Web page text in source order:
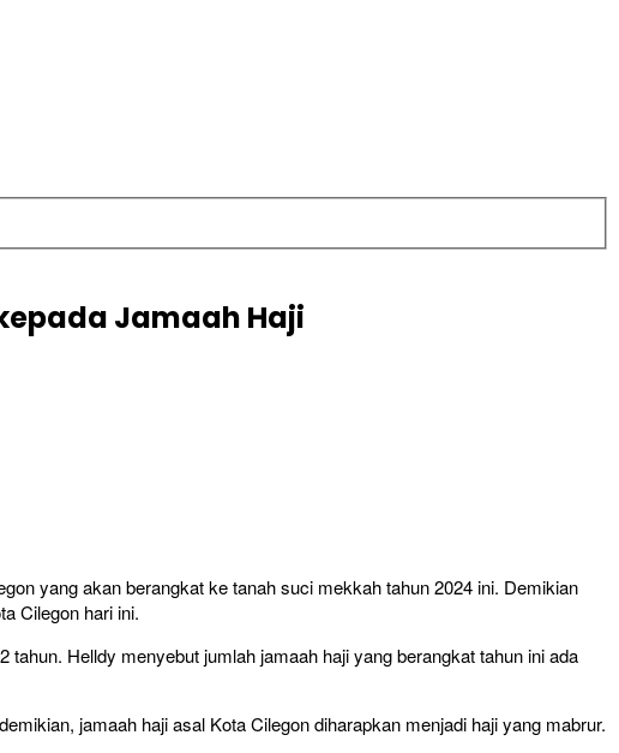
Jamaah Haji
yang akan berangkat ke tanah suci mekkah tahun 2024 ini. Demikian
Cilegon hari ini.
Helldy menyebut jumlah jamaah haji yang berangkat tahun ini ada
jamaah haji asal Kota Cilegon diharapkan menjadi haji yang mabrur.